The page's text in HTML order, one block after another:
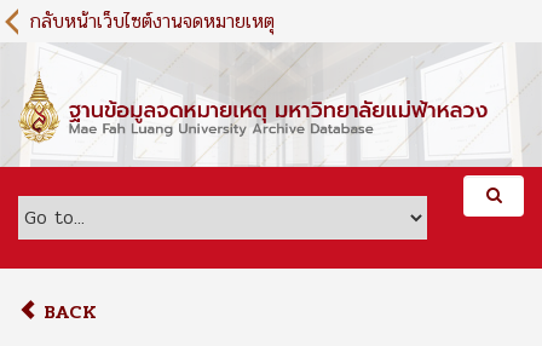
S
k
m
c
กลับหน้าเว็บไซต์งานจดหมายเหตุ
BACK